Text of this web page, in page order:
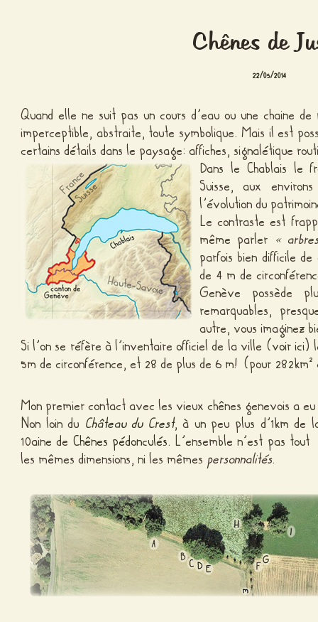
Chênes de
22/05/2014
Quand elle ne suit pas un cours d’eau ou une chaine
imperceptible, abstraite, toute symbolique. Mais il est
certains détails dans le paysage: affiches, signalétique
Dans le Chablais le
Suisse, aux
l’évolution du
Le contraste est
même parler «
parfois bien difficile
de 4 m de
Genève possède
remarquables,
autre, vous imaginez
Si l’on se réfère à l’inventaire officiel de la ville (voir ici)
5m de circonférence, et 28 de plus de 6 m! (pour
Mon premier contact avec les vieux chênes genevois a
Non loin du Château du Crest, à un peu plus d’1km de
10aine deChênes pédonculés. L’ensemble n’est pas
les mêmes dimensions, ni les mêmes personnalités.